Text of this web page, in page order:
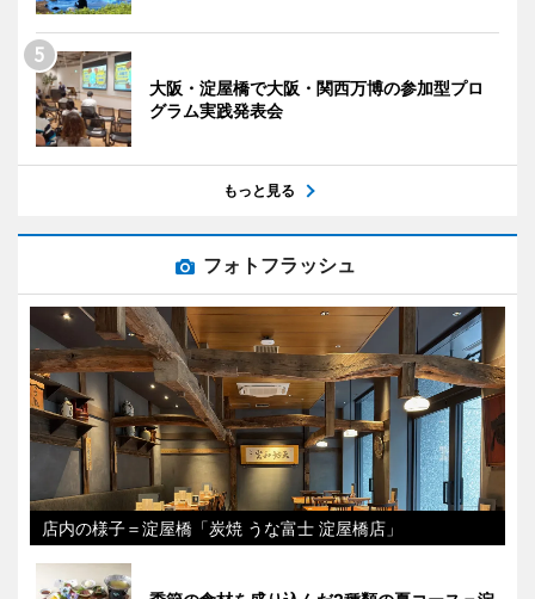
大阪・淀屋橋で大阪・関西万博の参加型プロ
グラム実践発表会
もっと見る
フォトフラッシュ
店内の様子＝淀屋橋「炭焼 うな富士 淀屋橋店」